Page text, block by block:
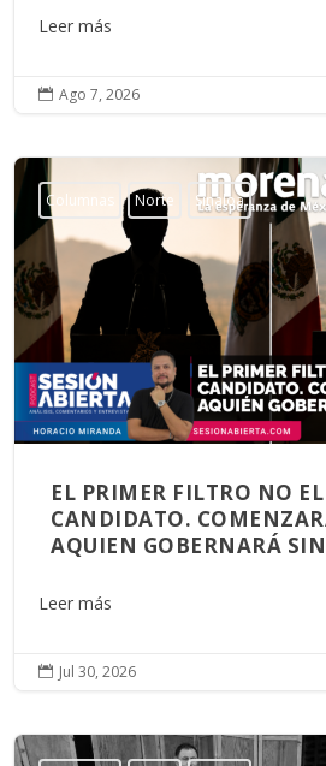
Leer más
 Ago 7, 2026
Columnas Norte Sinaloa
EL PRIMER FILTRO NO
CANDIDATO.
AQUIEN GOBERNARÁ
Leer más
 Jul 30, 2026